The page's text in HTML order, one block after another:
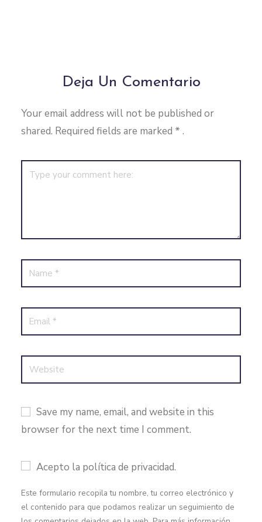
Deja Un Comentario
Your email address will not be published or
shared. Required fields are marked * .
Save my name, email, and website in this
browser for the next time I comment.
Acepto la política de privacidad.
Este formulario recopila tu nombre, tu correo electrónico y
el contenido para que podamos realizar un seguimiento de